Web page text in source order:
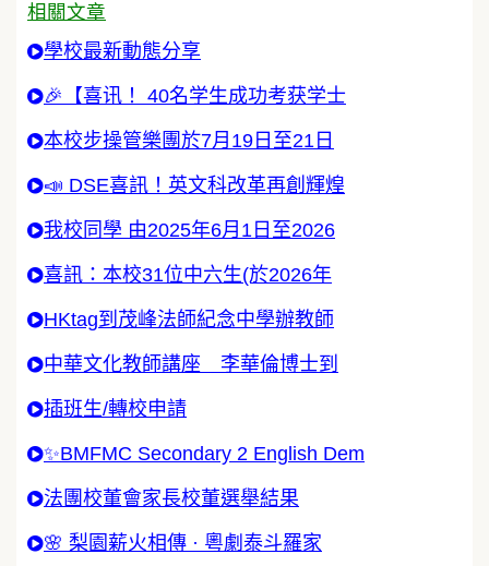
相關文章
學校最新動態分享
🎉【喜讯！ 40名学生成功考获学士
本校步操管樂團於7月19日至21日
📣 DSE喜訊！英文科改革再創輝煌
我校同學 由2025年6月1日至2026
喜訊：本校31位中六生(於2026年
HKtag到茂峰法師紀念中學辦教師
中華文化教師講座 李華倫博士到
插班生/轉校申請
✨BMFMC Secondary 2 English Dem
法團校董會家長校董選舉結果
🌸 梨園薪火相傳 · 粵劇泰斗羅家